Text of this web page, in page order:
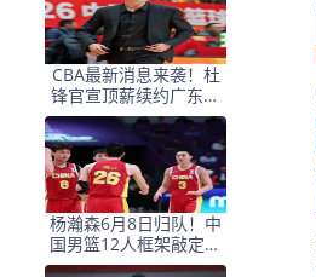
CBA最新消息来袭！杜
锋官宣顶薪续约广东男
篮，杨鸣婉拒执教北控
杨瀚森6月8日归队！中
国男篮12人框架敲定，
锋线王牌竟是他？